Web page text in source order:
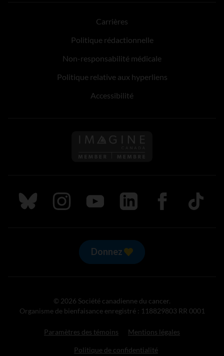
Carrières
Politique rédactionnelle
Non-responsabilité médicale
Politique relative aux hyperliens
Accessibilité
Suivez nous sur Bluesky
Suivez nous sur Instagram
Suivez nous sur Youtube
Suivez nous sur LinkedIn
Suivez nous sur
TikTok
Donnez
© 2026 Société canadienne du cancer.
Organisme de bienfaisance enregistré : 118829803 RR 0001
Paramètres des témoins Mentions légales
Politique de confidentialité